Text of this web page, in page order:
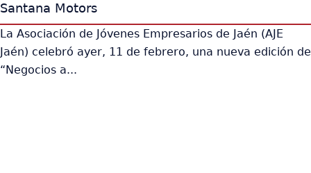
Santana Motors
La Asociación de Jóvenes Empresarios de Jaén (AJE
Jaén) celebró ayer, 11 de febrero, una nueva edición de
“Negocios a...